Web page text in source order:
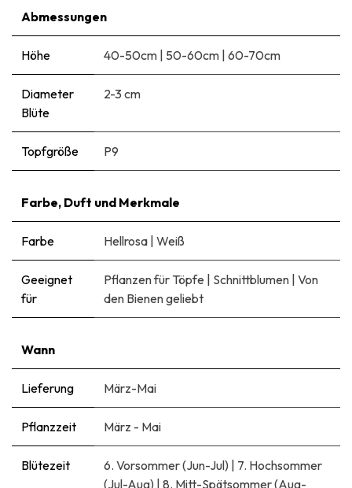
Abmessungen
Höhe 40-50cm | 50-60cm | 60-70cm
Diameter
Blüte
2-3 cm
Topfgröße P9
Farbe, Duft und Merkmale
Farbe Hellrosa | Weiß
Geeignet
für
Pflanzen für Töpfe | Schnittblumen | Von
den Bienen geliebt
Wann
Lieferung März-Mai
Pflanzzeit März - Mai
Blütezeit 6. Vorsommer (Jun-Jul) | 7. Hochsommer
(Jul-Aug) | 8. Mitt-Spätsommer (Aug-